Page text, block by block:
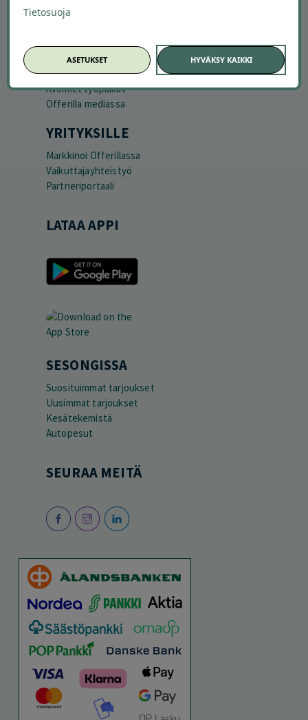
TUTUSTU MEIHIN
Tietoa meistä
Ajankohtaista
Tilaa uutiskirje
Avoimet työpaikat
Offerilla mediassa
YRITYKSILLE
Markkinoi Offerillassa
Vaikuttajayhteistyö
Partneriportaali
LATAA APPI
SESONGISSA
Suosituimmat tarjoukset
Uusimmat tarjoukset
Kesätekemistä
Autopesut
SEURAA MEITÄ
Tietosuoja
ASETUKSET HYVÄKSY KAIKKI